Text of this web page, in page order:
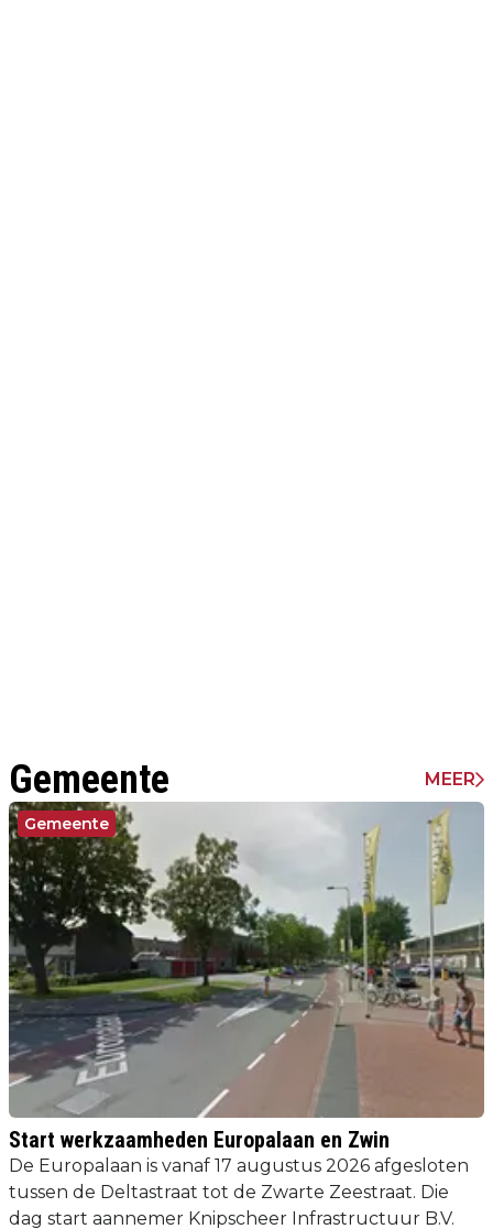
Gemeente MEER
Gemeente
Start werkzaamheden Europalaan en Zwin
De Europalaan is vanaf 17 augustus 2026 afgesloten
tussen de Deltastraat tot de Zwarte Zeestraat. Die
dag start aannemer Knipscheer Infrastructuur B.V.